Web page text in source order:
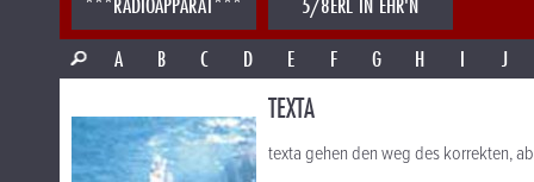
A
B C D E F G H I J
TEXTA
texta gehen den weg des korrekten,